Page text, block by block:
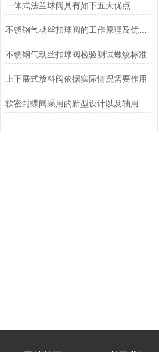
一体式法兰球阀具有如下五大优点
不锈钢气动丝扣球阀的工作原理及优点说明
不锈钢气动丝扣球阀检验测试螺纹标准
上下展式放料阀依据实际情况需要作用